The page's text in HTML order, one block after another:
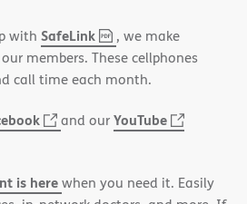
with SafeLink,
PDF
(opens
in
new
, we make
members. These cellphones
call time each month.
(opens
window)
and ourYouTube
(opens
window)
is herewhen you need it. Easily